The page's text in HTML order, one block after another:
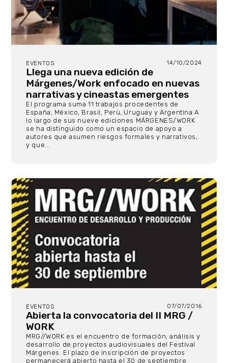
EVENTOS 14/10/2024
Llega una nueva edición de
Márgenes/Work enfocado en nuevas
narrativas y cineastas emergentes
El programa suma 11 trabajos procedentes de
España, México, Brasil, Perù, Uruguay y Argentina A
lo largo de sus nueve ediciones MÁRGENES/WORK
se ha distinguido como un espacio de apoyo a
autores que asumen riesgos formales y narrativos,
y que...
EVENTOS 07/07/2016
Abierta la convocatoria del II MRG /
WORK
MRG//WORK es el encuentro de formación, análisis y
desarrollo de proyectos audiovisuales del Festival
Márgenes. El plazo de inscripción de proyectos
permanecerá abierto hasta el 30 de septiembre.